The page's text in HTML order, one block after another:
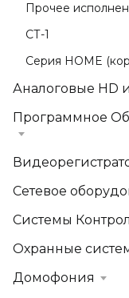
Прочее
СТ-1
Серия HOME
Аналоговые HD
Программное
Сетевое
Системы
Охранные
Домофония